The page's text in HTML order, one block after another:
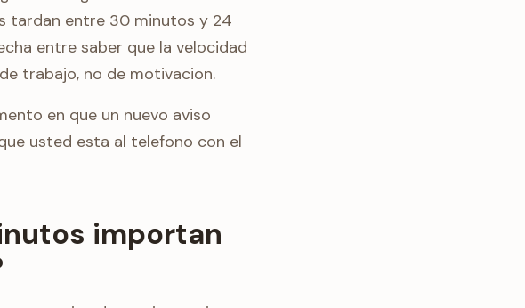
tardan entre 30 minutos y 24
entre saber que la velocidad
trabajo, no de motivacion.
en que un nuevo aviso
usted esta al telefono con el
importan